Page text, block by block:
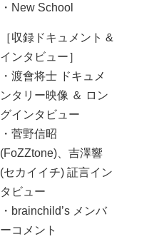
・New School
［収録ドキュメント &
インタビュー］
・渡會将士 ドキュメ
ンタリー映像 ＆ ロン
グインタビュー
・菅野信昭
(FoZZtone)、吉澤響
(セカイイチ) 証言イン
タビュー
・brainchild’s メンバ
ーコメント